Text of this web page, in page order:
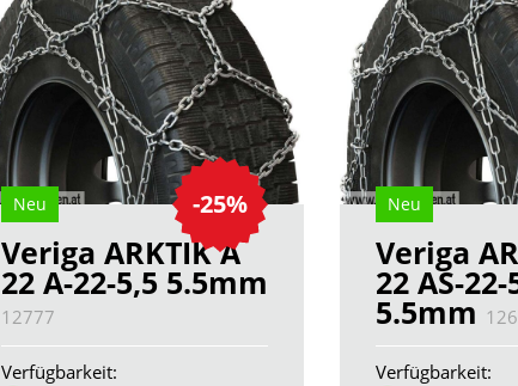
-25%
Neu
Veriga ARKTIK A
22 A-22-5,5 5.5mm
12777
Verfügbarkeit:
Neu
Veriga
22 AS-22-
5.5mm
Verfügbarkeit: